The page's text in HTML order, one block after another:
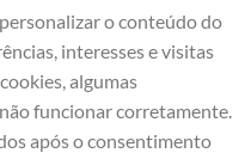
o conteúdo do
interesses e visitas
algumas
funcionar corretamente.
após o consentimento